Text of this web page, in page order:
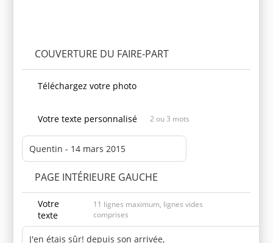
COUVERTURE DU FAIRE-PART
Téléchargez votre photo
Votre texte personnalisé 2 ou 3 mots
PAGE INTÉRIEURE GAUCHE
Votre
texte
11 lignes maximum, lignes vides
comprises